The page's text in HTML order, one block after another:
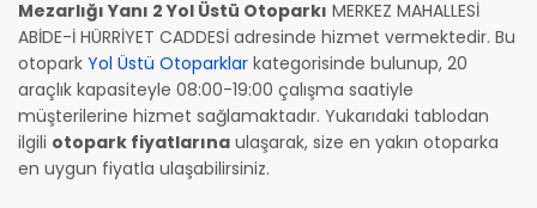
Mezarlığı Yanı 2 Yol Üstü Otoparkı MERKEZ MAHALLESİ
ABİDE-İ HÜRRİYET CADDESİ adresinde hizmet vermektedir. Bu
otopark Yol Üstü Otoparklar kategorisinde bulunup, 20
araçlık kapasiteyle 08:00-19:00 çalışma saatiyle
müşterilerine hizmet sağlamaktadır. Yukarıdaki tablodan
ilgili otopark fiyatlarına ulaşarak, size en yakın otoparka
en uygun fiyatla ulaşabilirsiniz.